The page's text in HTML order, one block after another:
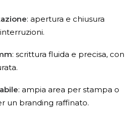
: apertura e chiusura
: scrittura fluida e precisa, con
: ampia area per stampa o
un branding raffinato.